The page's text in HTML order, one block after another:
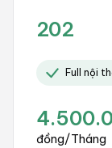
202
Full nội
đồng/Tháng